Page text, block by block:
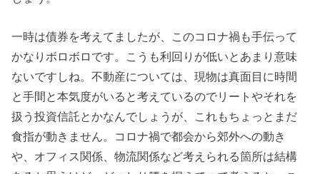
一時は債券を考えてましたが、このコロナ禍も手伝って
かなりボロボロです。こうも利回りが低いとあまり意味
ないですしね。不動産については、現物は真面目に時間
と手間と本気度がいると考えているのでリートやそれを
扱う投資信託とかなんでしょうが、これもちょっとまだ
食指が動きません。コロナ禍で都会から郊外への動き
や、オフィス関係、物流関係など考えられる箇所は結構